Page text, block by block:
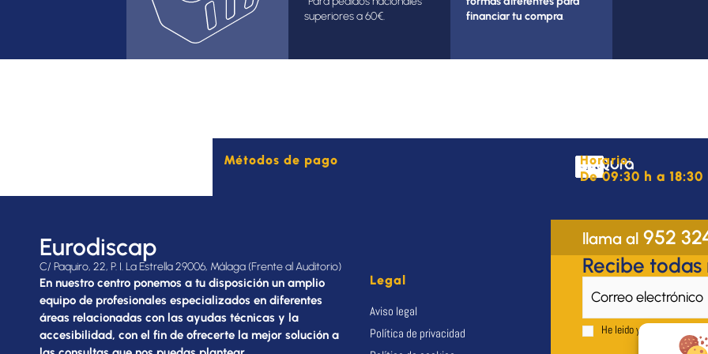
superiores a 60€.
financiar tu compra.
Métodos de pago Horario:
De 09:30 h a 18:30
Eurodiscap
C/ Paquiro, 22, P. I. La Estrella 29006, Málaga (Frente al Auditorio)
En nuestro centro ponemos a tu disposición un amplio
equipo de profesionales especializados en diferentes
áreas relacionadas con las ayudas técnicas y la
accesibilidad, con el fin de ofrecerte la mejor solución a
Legal
Aviso legal
Política de privacidad
llama al 952
Recibe
He leido y acepto el